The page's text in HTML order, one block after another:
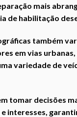
mais
de habilitação
também
em vias
variedade de
tomar decisões
interesses,